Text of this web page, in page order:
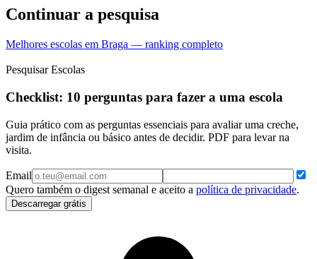
Continuar a pesquisa
Melhores escolas em Braga — ranking completo
Pesquisar Escolas
Checklist: 10 perguntas para fazer a uma escola
Guia prático com as perguntas essenciais para avaliar uma creche,
jardim de infância ou básico antes de decidir. PDF para levar na
visita.
Email
Quero também o digest semanal e aceito a política de privacidade.
Descarregar grátis